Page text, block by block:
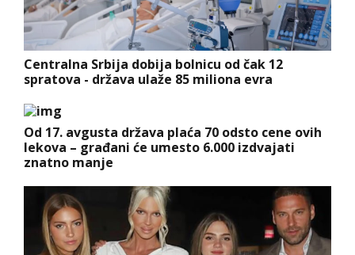
Centralna Srbija dobija bolnicu od čak 12
spratova - država ulaže 85 miliona evra
Od 17. avgusta država plaća 70 odsto cene ovih
lekova – građani će umesto 6.000 izdvajati
znatno manje